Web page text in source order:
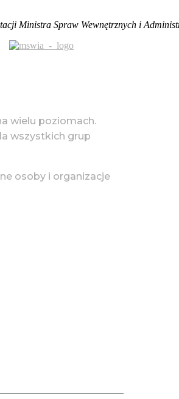
Ministra Spraw Wewnętrznych i
wielu poziomach.
wszystkich grup
osoby i organizacje